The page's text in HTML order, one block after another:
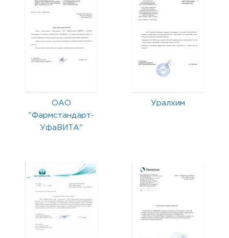
ОАО
"Фармстандарт-
УфаВИТА"
Уралхим